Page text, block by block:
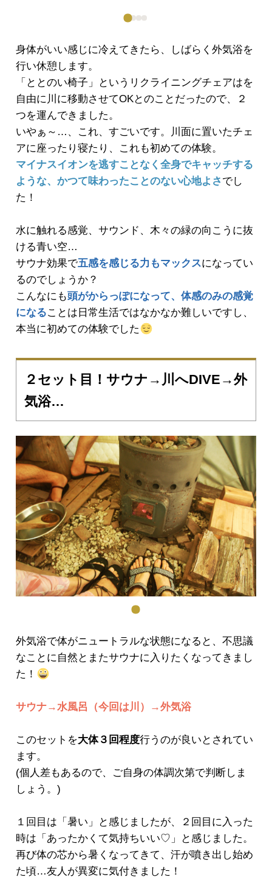
身体がいい感じに冷えてきたら、しばらく外気浴を
行い休憩します。
「ととのい椅子」というリクライニングチェアはを
自由に川に移動させてOKとのことだったので、２
つを運んできました。
いやぁ～…、これ、すごいです。川面に置いたチェ
アに座ったり寝たり、これも初めての体験。
マイナスイオンを逃すことなく全身でキャッチする
ような、かつて味わったことのない心地よさ でし
た！
水に触れる感覚、サウンド、木々の緑の向こうに抜
ける青い空…
サウナ効果で五感を感じる力もマックスになってい
るのでしょうか？
こんなにも頭がからっぽになって、体感のみの感覚
になることは日常生活ではなかなか難しいですし、
本当に初めての体験でした
２セット目！サウナ→川へDIVE→外
気浴…
外気浴で体がニュートラルな状態になると、不思議
なことに自然とまたサウナに入りたくなってきまし
た！
サウナ→水風呂（今回は川）→外気浴
このセットを大体３回程度行うのが良いとされてい
ます。
(個人差もあるので、ご自身の体調次第で判断しま
しょう。)
１回目は「暑い」と感じましたが、２回目に入った
時は「あったかくて気持ちいい♡」と感じました。
再び体の芯から暑くなってきて、汗が噴き出し始め
た頃…友人が異変に気付きました！